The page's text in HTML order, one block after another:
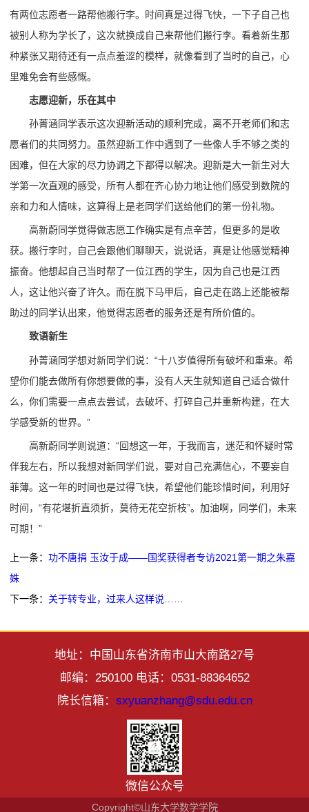
有两位志愿者一路帮他搬行李。时间真是过得飞快，一下子自己也
被别人称为学长了，这次就换成自己来帮他们搬行李。看着新生那
种紧张又期待还有一点点羞涩的模样，就像看到了当时的自己，心
里难免会有些感慨。
志愿迎新，乐在其中
孙菁涵同学表示这次迎新活动的顺利完成，离不开老师们和志
愿者们的共同努力。虽然迎新工作中遇到了一些像人手不够之类的
困难，但在大家的尽力协调之下都得以解决。迎新是大一新生对大
学第一次直观的感受，所有人都在齐心协力地让他们感受到数院的
亲和力和人情味，这算得上是老同学们送给他们的第一份礼物。
高新蔚同学觉得做志愿工作确实是有点辛苦，但更多的是收
获。搬行李时，自己会跟他们聊聊天，说说话，真是让他感觉精神
振奋。他想起自己当时帮了一位江西的学生，因为自己也是江西
人，这让他兴奋了许久。而在脱下马甲后，自己走在路上还能被帮
助过的同学认出来，他觉得志愿者的服务还是有所价值的。
致语新生
孙菁涵同学想对新同学们说：“十八岁值得所有破坏和重来。希
望你们能去做所有你想要做的事，没有人天生就知道自己适合做什
么，你们需要一点点去尝试，去破坏、打碎自己并重新构建，在大
学感受新的世界。”
高新蔚同学则说道：“回想这一年，于我而言，迷茫和怀疑时常
伴我左右，所以我想对新同学们说，要对自己充满信心，不要妄自
菲薄。这一年的时间也是过得飞快，希望他们能珍惜时间，利用好
时间，“有花堪折直须折，莫待无花空折枝”。加油啊，同学们，未来
可期！”
上一条：功不唐捐 玉汝于成——国奖获得者专访2021第一期之朱嘉
姝
下一条： 关于转专业，过来人这样说……
地址：中国山东省济南市山大南路27号
邮编：250100 电话：0531-88364652
院长信箱： sxyuanzhang@sdu.edu.cn
微信公众号
Copyright©山东大学数学学院